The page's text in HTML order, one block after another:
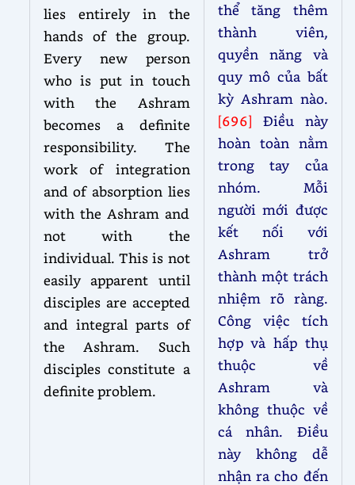
lies entirely in the
hands of the group.
Every new person
who is put in touch
with the Ashram
becomes a definite
responsibility. The
work of integration
and of absorption lies
with the Ashram and
not with the
individual. This is not
easily apparent until
disciples are accepted
and integral parts of
the Ashram. Such
disciples constitute a
definite problem.
thể tăng thêm
thành viên,
quyền năng và
quy mô của bất
kỳ Ashram nào.
[696] Điều này
hoàn toàn nằm
trong tay của
nhóm. Mỗi
người mới được
kết nối với
Ashram trở
thành một trách
nhiệm rõ ràng.
Công việc tích
hợp và hấp thụ
thuộc về
Ashram và
không thuộc về
cá nhân. Điều
này không dễ
nhận ra cho đến